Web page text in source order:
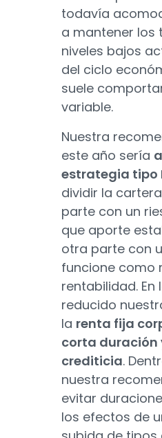
todavía
a mantener los
niveles bajos
del ciclo
suele
variable.
Nuestra
este año sería
estrategia tipo
dividir la
parte con un
que aporte
otra parte con
funcione como
rentabilidad.
reducido
la renta fija
corta duración
crediticia.
nuestra
evitar
los efectos de